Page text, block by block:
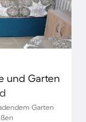
und Garten
Garten